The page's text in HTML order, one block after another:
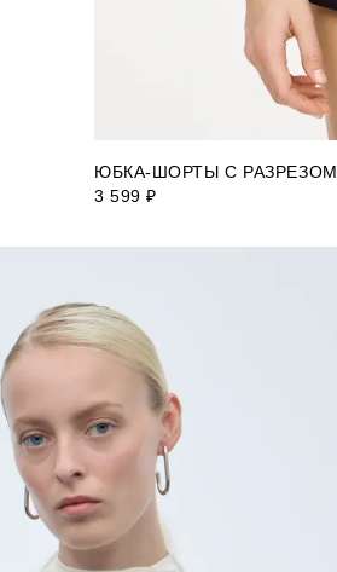
ЮБКА-ШОРТЫ С РАЗРЕЗОМ
3 599 ₽